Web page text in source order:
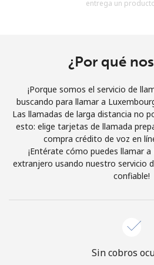
Al abrir una cuenta en este sitio
Únete
¡Hola!
Inicia sesión o
entrega un
¿Por qué
¡Porque somos el servicio de
buscando para llamar a
Las llamadas de larga distancia no
esto: elige tarjetas de llamada
compra crédito de voz en
¡Entérate cómo puedes llamar
extranjero usando nuestro servicio
confiable!
Sin cobros